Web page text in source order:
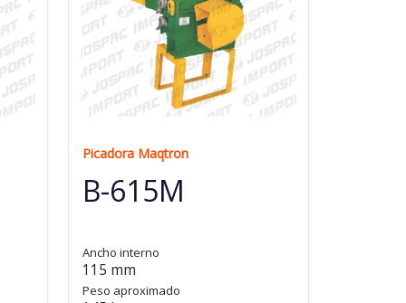
Picadora Maqtron
B-615M
Ancho interno
115 mm
Peso aproximado